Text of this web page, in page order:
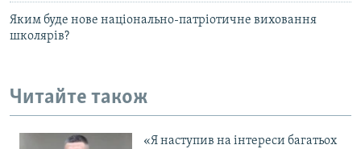
Яким буде нове національно-патріотичне виховання
школярів?
Читайте також
«Я наступив на інтереси багатьох